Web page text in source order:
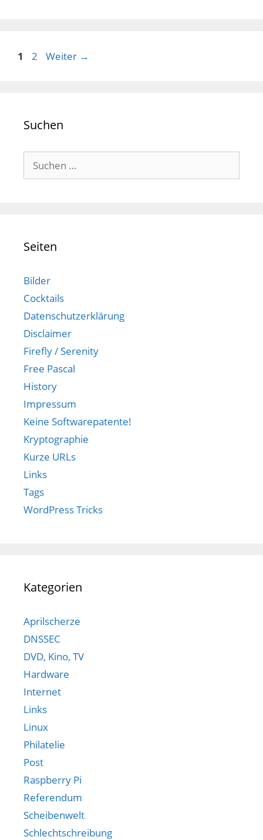
Seite
1 Seite
2 Weiter →
Suchen
nach:
Seiten
Bilder
Cocktails
Datenschutzerklärung
Disclaimer
Firefly / Serenity
Free Pascal
History
Impressum
Keine Softwarepatente!
Kryptographie
Kurze URLs
Links
Tags
WordPress Tricks
Kategorien
Aprilscherze
DNSSEC
DVD, Kino, TV
Hardware
Internet
Links
Linux
Philatelie
Post
Raspberry Pi
Referendum
Scheibenwelt
Schlechtschreibung